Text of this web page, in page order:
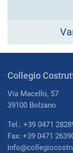
Collegio
Via Macello, 57
39100 Bolzano
Tel.: +39 0471
Fax: +39 0471
i